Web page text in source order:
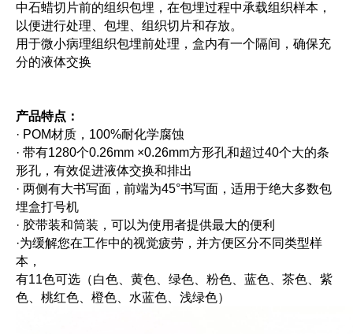
中石蜡切片前的组织包埋，在包埋过程中承载组织样本 ，
以便进行处理、包埋、组织切片和存放。
用于微小病理组织包埋前处理，盒内有一个隔间，确保充
分的液体交换
产品特点：
· POM材质，100%耐化学腐蚀
· 带有1280个0.26mm ×0.26mm方形孔和超过40个大的条
形孔，有效促进液体交换和排出
· 两侧有大书写面，前端为45°书写面，适用于绝大多数包
埋盒打号机
· 胶带装和筒装，可以为使用者提供最大的便利
·为缓解您在工作中的视觉疲劳，并方便区分不同类型样
本，
有11色可选（白色、黄色、绿色、粉色、蓝色、茶色、紫
色、桃红色、橙色、水蓝色、浅绿色）